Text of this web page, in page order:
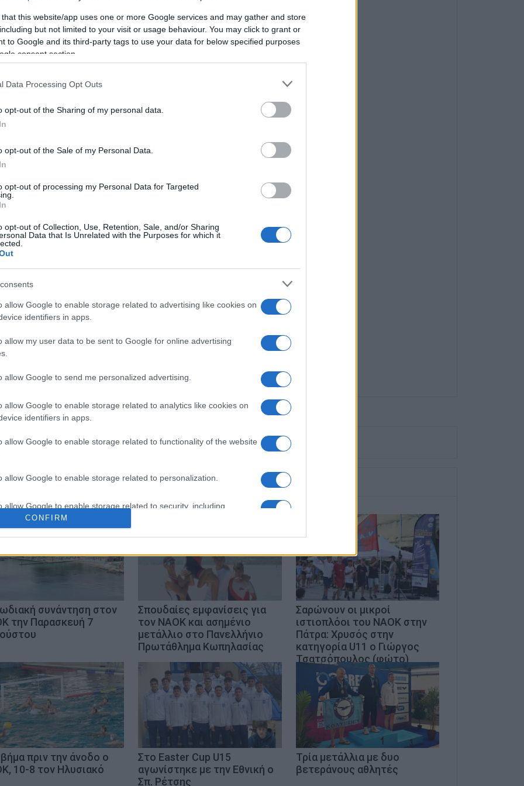
that this website/app uses one or more Google services and may gather and store
but not limited to your visit or usage behaviour. You may click to grant or
to Google and its third-party tags to use your data for below specified purposes
consent section.
Data Processing Opt Outs
opt-out of the Sharing of my personal data.
opt-out of the Sale of my Personal Data.
opt-out of processing my Personal Data for Targeted
opt-out of Collection, Use, Retention, Sale, and/or Sharing
Data that Is Unrelated with the Purposes for which it
allow Google to enable storage related to advertising like cookies on
identifiers in apps.
allow my user data to be sent to Google for online advertising
allow Google to send me personalized advertising.
allow Google to enable storage related to analytics like cookies on
identifiers in apps.
allow Google to enable storage related to functionality of the website
allow Google to enable storage related to personalization.
allow Google to enable storage related to security, including
functionality and fraud prevention, and other user protection.
CONFIRM
του ΠΑΣΟΚ
μια φορά εφευρίσκει προσκόμματα,
η προ πολλού οφειλόμενη διαδικασία της
ένα χρόνιο πρόβλημα που ταλαιπωρεί
τον ΝΑΟΚ.
Ι. Παππά κατά τη διάρκεια της επίσκεψής
μετώπου στον Δήμο Κεντρικής Κέρκυρας
τους κατοίκους της Κέρκυρας όσο και τους
να μην υποκρύπτουν πολιτικές σκοπιμότητες,
χρονικό διάστημα να είχαν επιλυθεί από
Την ίδια ώρα, η μελέτη για το ανοικτό
δεν έχει ακόμα εκπονηθεί με αποτέλεσμα να
του έργου.
αθλητικών διακρίσεων τέτοια
πλευρό της Διοίκησης του Συλλόγου
την Κυβέρνηση να αναλογιστεί τις ευθύνες της
Facebook
μέτωπο ΝΑΟΚ ΔΕΠΑΝ
συνάντηση στον
την Παρασκευή 7
Σπουδαίες εμφανίσεις για
τον ΝΑΟΚ και ασημένιο
μετάλλιο στο Πανελλήνιο
Πρωτάθλημα Κωπηλασίας
Σαρώνουν οι μικροί
ιστιοπλόοι του ΝΑΟΚ στην
Πάτρα: Χρυσός στην
κατηγορία U11 ο Γιώργος
Τσατσόπουλος (φώτο)
πριν την άνοδο ο
10-8 τον Ηλυσιακό
Στο Easter Cup U15
αγωνίστηκε με την Εθνική ο
Σπ. Ρέτσης
Τρία μετάλλια με δυο
βετεράνους αθλητές